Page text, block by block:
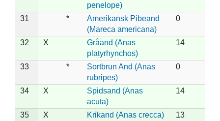
penelope)
31 *
Amerikansk Pibeand
(Mareca americana)
0
32 X
Gråand (Anas
platyrhynchos)
14
33 *
Sortbrun And (Anas
rubripes)
0
34 X
Spidsand (Anas
acuta)
14
35 X Krikand (Anas crecca)
13